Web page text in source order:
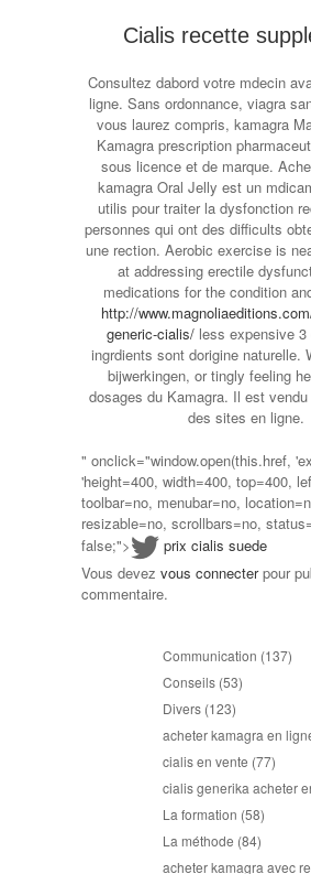
Cialis recette
Consultez dabord votre mdecin
ligne. Sans ordonnance, viagra
vous laurez compris, kamagra
Kamagra prescription
sous licence et de marque.
kamagra Oral Jelly est un
utilis pour traiter la dysfonction
personnes qui ont des difficults
une rection. Aerobic exercise is
at addressing erectile
medications for the condition
http://
generic-cialis/ less expensive
ingrdients sont dorigine naturelle.
bijwerkingen, or tingly feeling
dosages du Kamagra. Il est
des sites en ligne.
" onclick="window.open(this.href,
'height=400, width=400, top=400,
toolbar=no, menubar=no,
resizable=no, scrollbars=no,
false;">
prix cialis suede
Vous devez vous connecterpour
commentaire.
Communication (137)
Conseils (53)
Divers (123)
acheter kamagra en
cialis en vente (77)
cialis generika acheter
La formation (58)
La méthode (84)
acheter kamagra avec